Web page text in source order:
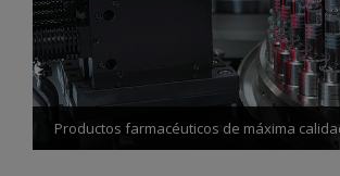
Productos farmacéuticos de máxima